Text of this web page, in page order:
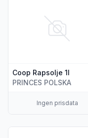
Coop Rapsolje 1l
PRINCES POLSKA
Ingen prisdata